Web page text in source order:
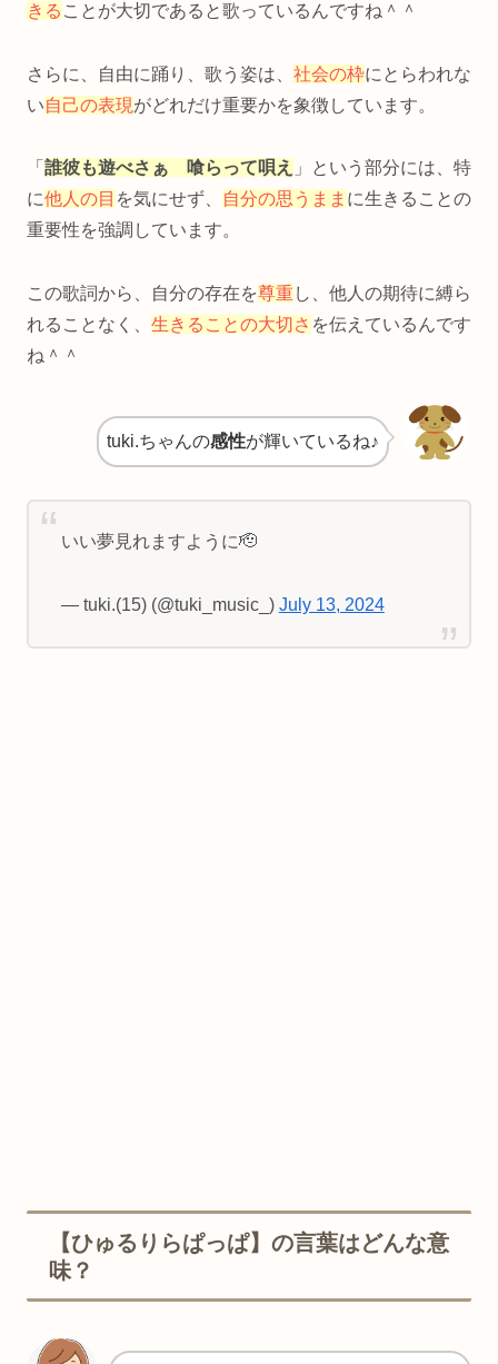
きる ことが大切であると歌っているんですね＾＾
さらに、自由に踊り、歌う姿は、 社会の枠にとらわれな
い自己の表現がどれだけ重要かを象徴しています。
「 誰彼も遊べさぁ 喰らって唄え 」という部分には、特
に他人の目 を気にせず、 自分の思うまま に生きることの
重要性を強調しています。
この歌詞から、自分の存在を尊重 し、他人の期待に縛ら
れることなく、 生きることの大切さ を伝えているんです
ね＾＾
tuki.ちゃんの感性が輝いているね♪
いい夢見れますように🫡
— tuki.(15) (@tuki_music_) July 13, 2024
【ひゅるりらぱっぱ】の言葉はどんな意
味？